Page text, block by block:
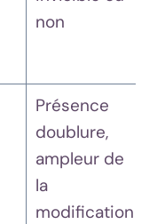
non
Présence
doublure,
ampleur de
la
modification